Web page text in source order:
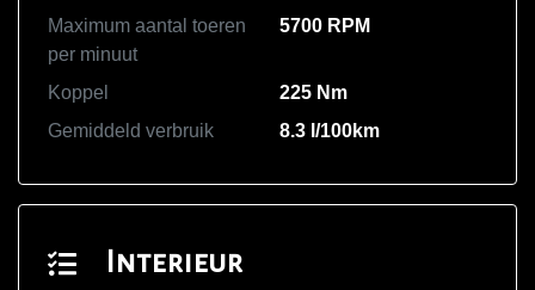
Maximum aantal toeren
per minuut
5700 RPM
Koppel
225 Nm
Gemiddeld verbruik
8.3 l/100km
Interieur